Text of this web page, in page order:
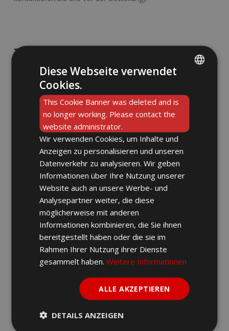
Zusätzliche
Informationen
Schwarz
Es gibt noch keine Bewertungen.
Write a Review
Schreibe die erste Bewertung für „PENGUIN“
Review now to get coupon!
Deine E-Mail-Adresse wird nicht veröffentlicht. Erforderliche
Felder sind mit*
Deine Bewertung*
DE
Diese Webseite verwendet
Cookies.
This Cookie Banner was deleted and is
no longer working. Please contact the
website administrator.
Wir verwenden Cookies, um Inhalte und
Anzeigen zu personalisieren und unseren
Datenverkehr zu analysieren. Wir geben
Informationen über Ihre Nutzung unserer
Website auch an unsere Werbe- und
Analysepartner weiter, die diese
möglicherweise mit anderen
Informationen kombinieren, die Sie ihnen
bereitgestellt haben oder die sie im
Rahmen Ihrer Nutzung ihrer Dienste
gesammelt haben. Weitere Informationen
ALLE AKZEPTIEREN
DETAILS ANZEIGEN